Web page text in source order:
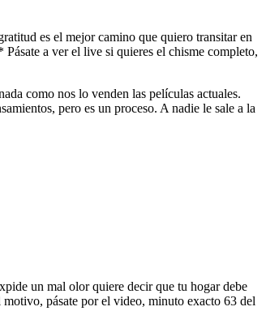
es el mejor camino que quiero transitar en
a ver el live si quieres el chisme completo,
como nos lo venden las películas actuales.
pero es un proceso. A nadie le sale a la
un mal olor quiere decir que tu hogar debe
pásate por el video, minuto exacto 63 del